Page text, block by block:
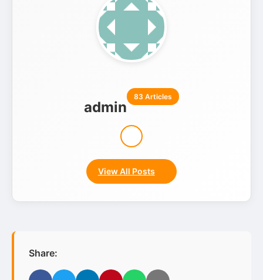
admin
83 Articles
View All Posts
Share: